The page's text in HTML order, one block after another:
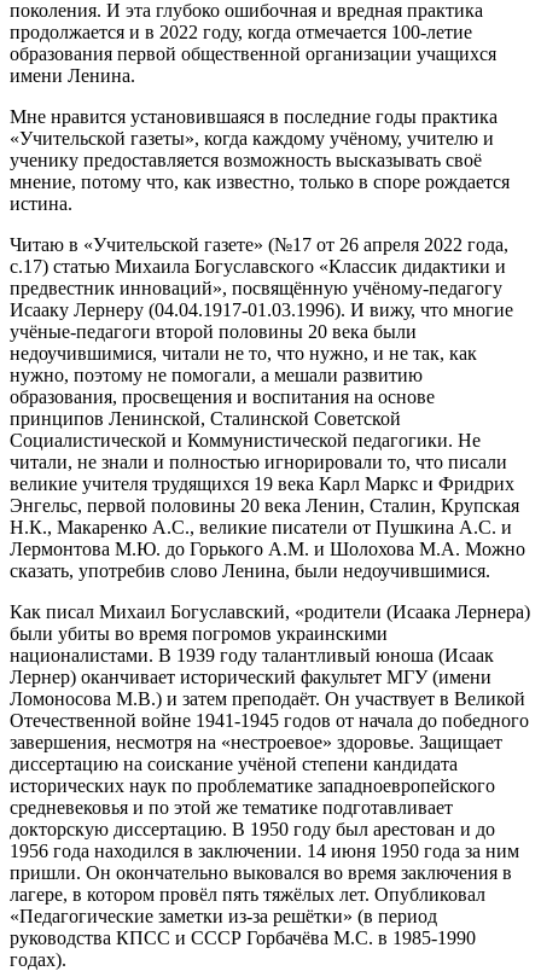
поколения. И эта глубоко ошибочная и вредная практика
продолжается и в 2022 году, когда отмечается 100-летие
образования первой общественной организации учащихся
имени Ленина.
Мне нравится установившаяся в последние годы практика
«Учительской газеты», когда каждому учёному, учителю и
ученику предоставляется возможность высказывать своё
мнение, потому что, как известно, только в споре рождается
истина.
Читаю в «Учительской газете» (№17 от 26 апреля 2022 года,
с.17) статью Михаила Богуславского «Классик дидактики и
предвестник инноваций», посвящённую учёному-педагогу
Исааку Лернеру (04.04.1917-01.03.1996). И вижу, что многие
учёные-педагоги второй половины 20 века были
недоучившимися, читали не то, что нужно, и не так, как
нужно, поэтому не помогали, а мешали развитию
образования, просвещения и воспитания на основе
принципов Ленинской, Сталинской Советской
Социалистической и Коммунистической педагогики. Не
читали, не знали и полностью игнорировали то, что писали
великие учителя трудящихся 19 века Карл Маркс и Фридрих
Энгельс, первой половины 20 века Ленин, Сталин, Крупская
Н.К., Макаренко А.С., великие писатели от Пушкина А.С. и
Лермонтова М.Ю. до Горького А.М. и Шолохова М.А. Можно
сказать, употребив слово Ленина, были недоучившимися.
Как писал Михаил Богуславский, «родители (Исаака Лернера)
были убиты во время погромов украинскими
националистами. В 1939 году талантливый юноша (Исаак
Лернер) оканчивает исторический факультет МГУ (имени
Ломоносова М.В.) и затем преподаёт. Он участвует в Великой
Отечественной войне 1941-1945 годов от начала до победного
завершения, несмотря на «нестроевое» здоровье. Защищает
диссертацию на соискание учёной степени кандидата
исторических наук по проблематике западноевропейского
средневековья и по этой же тематике подготавливает
докторскую диссертацию. В 1950 году был арестован и до
1956 года находился в заключении. 14 июня 1950 года за ним
пришли. Он окончательно выковался во время заключения в
лагере, в котором провёл пять тяжёлых лет. Опубликовал
«Педагогические заметки из-за решётки» (в период
руководства КПСС и СССР Горбачёва М.С. в 1985-1990
годах).